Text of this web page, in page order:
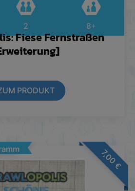
Fiese Fernstraßen
PRODUKT
2 8+
7,00
€